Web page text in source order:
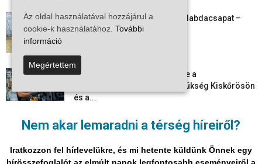
Nem akar lemaradni a térség híreiről?
Iratkozzon fel hírlevelükre, és mi hetente küldünk Önnek egy
Megszűnt a kiskőrösi női kézilabdacsapat –
egy korszak ért véget
Aktuális állásajánlatok: ezekre a
munkavállalókra van most szükség Kiskőrösön
és a...
Vitézy Dávid: már ősszel újraindulhat a
személyszállítás a Budapest–Belgrád
vasútvonalon
Az oldal használatával hozzájárul a
cookie-k használatához. További
információ
Megértettem